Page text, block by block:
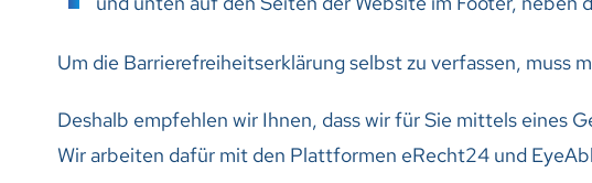
Um die Barrierefreiheitserklärung selbst zu verfassen, muss
Deshalb empfehlen wir Ihnen, dass wir für Sie mittels eines
Wir arbeiten dafür mit den Plattformen eRecht24 und